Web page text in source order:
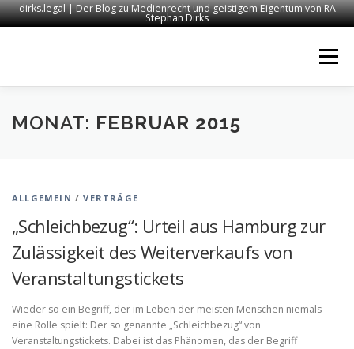
dirks.legal | Der Blog zu Medienrecht und geistigem Eigentum von RA
Stephan Dirks
Menü
START KONTAKT RECHTSANWALT DIRKS
MONAT: FEBRUAR 2015
ALLGEMEIN /VERTRÄGE
„Schleichbezug“: Urteil aus Hamburg zur
Zulässigkeit des Weiterverkaufs von
Veranstaltungstickets
Wieder so ein Begriff, der im Leben der meisten Menschen niemals
eine Rolle spielt: Der so genannte „Schleichbezug“ von
Veranstaltungstickets. Dabei ist das Phänomen, das der Begriff